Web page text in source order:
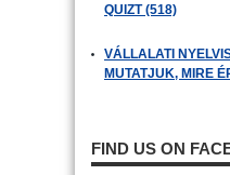
QUIZT (518)
VÁLLALATI
MUTATJUK, MIRE
FIND US ON